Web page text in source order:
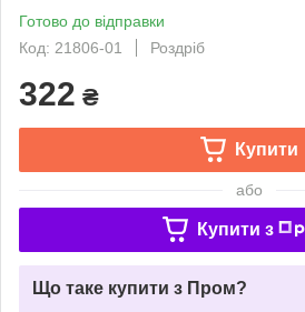
Готово до відправки
Код: 21806-01
Роздріб
322 ₴
Купити
або
Купити з
Що таке купити з Пром?